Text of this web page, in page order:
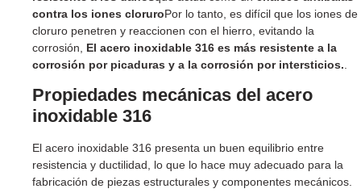
contra los iones cloruroPor lo tanto, es difícil que los iones de
cloruro penetren y reaccionen con el hierro, evitando la
corrosión, El acero inoxidable 316 es más resistente a la
corrosión por picaduras y a la corrosión por intersticios.
Propiedades mecánicas del acero
inoxidable 316
El acero inoxidable 316 presenta un buen equilibrio entre
resistencia y ductilidad, lo que lo hace muy adecuado para la
fabricación de piezas estructurales y componentes mecánicos.